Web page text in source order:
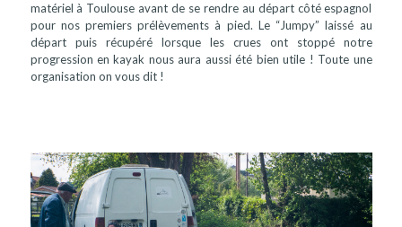
matériel à Toulouse avant de se rendre au départ côté espagnol
pour nos premiers prélèvements à pied. Le “Jumpy” laissé au
départ puis récupéré lorsque les crues ont stoppé notre
progression en kayak nous aura aussi été bien utile ! Toute une
organisation on vous dit !